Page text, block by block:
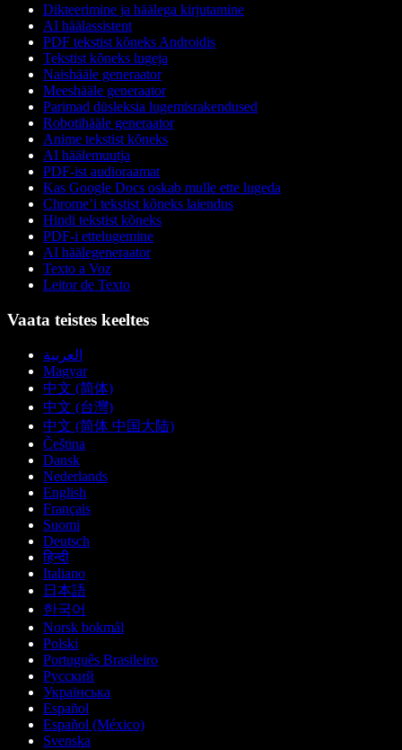
Dikteerimine ja häälega kirjutamine
AI häälassistent
PDF tekstist kõneks Androidis
Tekstist kõneks lugeja
Naishääle generaator
Meeshääle generaator
Parimad düsleksia lugemisrakendused
Robotihääle generaator
Anime tekstist kõneks
AI häälemuutja
PDF-ist audioraamat
Kas Google Docs oskab mulle ette lugeda
Chrome’i tekstist kõneks laiendus
Hindi tekstist kõneks
PDF-i ettelugemine
AI häälegeneraator
Texto a Voz
Leitor de Texto
Vaata teistes keeltes
العربية
Magyar
中文 (简体)
中文 (台灣)
中文 (简体 中国大陆)
Čeština
Dansk
Nederlands
English
Français
Suomi
Deutsch
हिन्दी
Italiano
日本語
한국어
Norsk bokmål
Polski
Português Brasileiro
Русский
Українська
Español
Español (México)
Svenska